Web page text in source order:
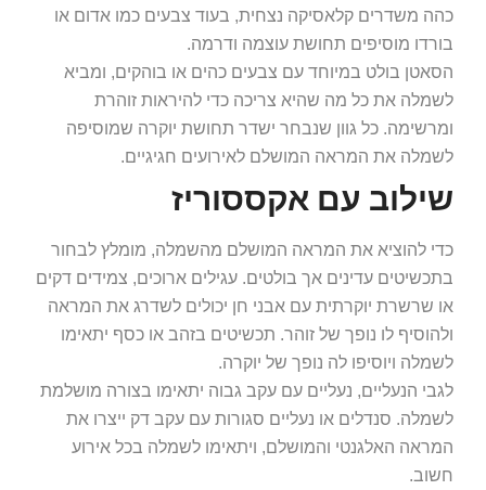
כהה משדרים קלאסיקה נצחית, בעוד צבעים כמו אדום או
בורדו מוסיפים תחושת עוצמה ודרמה.
הסאטן בולט במיוחד עם צבעים כהים או בוהקים, ומביא
לשמלה את כל מה שהיא צריכה כדי להיראות זוהרת
ומרשימה. כל גוון שנבחר ישדר תחושת יוקרה שמוסיפה
לשמלה את המראה המושלם לאירועים חגיגיים.
שילוב עם אקססוריז
כדי להוציא את המראה המושלם מהשמלה, מומלץ לבחור
בתכשיטים עדינים אך בולטים. עגילים ארוכים, צמידים דקים
או שרשרת יוקרתית עם אבני חן יכולים לשדרג את המראה
ולהוסיף לו נופך של זוהר. תכשיטים בזהב או כסף יתאימו
לשמלה ויוסיפו לה נופך של יוקרה.
לגבי הנעליים, נעליים עם עקב גבוה יתאימו בצורה מושלמת
לשמלה. סנדלים או נעליים סגורות עם עקב דק ייצרו את
המראה האלגנטי והמושלם, ויתאימו לשמלה בכל אירוע
חשוב.